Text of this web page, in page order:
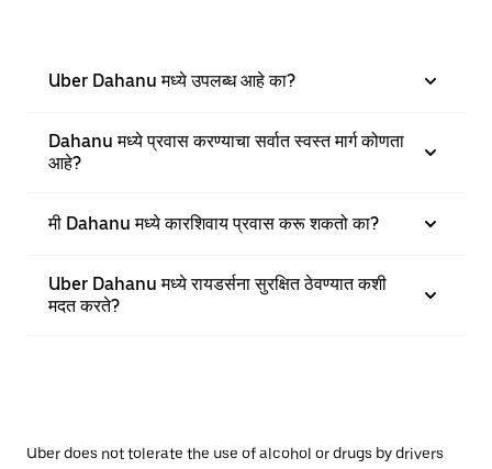
Uber Dahanu मध्ये उपलब्ध आहे का?
Dahanu मध्ये प्रवास करण्याचा सर्वात स्वस्त मार्ग कोणता
आहे?
मी Dahanu मध्ये कारशिवाय प्रवास करू शकतो का?
Uber Dahanu मध्ये रायडर्सना सुरक्षित ठेवण्यात कशी
मदत करते?
Uber does not tolerate the use of alcohol or drugs by drivers